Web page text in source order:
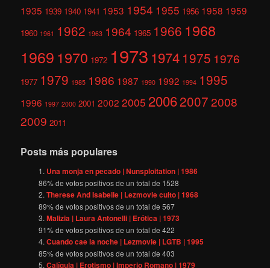
1935 1939 1940 1941 1953 1954 1955 1956 1958 1959
1960 1961 1962 1963 1964 1965 1966 1968
1969 1970 1972 1973 1974 1975 1976
1977 1979 1985 1986 1987 1990 1992 1994 1995
1996 1997 2000 2001 2002 2005 200620072008
2009 2011
Posts más populares
Una monja en pecado | Nunsploitation | 1986
86% de votos positivos de un total de 1528
Therese And Isabelle | Lezmovie culto | 1968
89% de votos positivos de un total de567
Malizia | Laura Antonelli | Erótica | 1973
91% de votos positivos de un total de422
Cuando cae la noche | Lezmovie | LGTB | 1995
85% de votos positivos de un total de403
Calígula | Erotismo | Imperio Romano | 1979